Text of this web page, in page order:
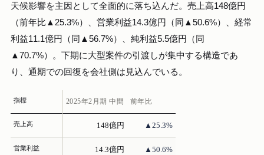
天候影響を主因として全面的に落ち込んだ。売上高148億円
（前年比▲25.3%）、営業利益14.3億円（同▲50.6%）、経常
利益11.1億円（同▲56.7%）、純利益5.5億円（同
▲70.7%）。下期に大型案件の引渡しが集中する構造であ
り、通期での回復を会社側は見込んでいる。
指標 2025年2月期 中間 前年比
売上高 148億円 ▲25.3%
営業利益 14.3億円 ▲50.6%